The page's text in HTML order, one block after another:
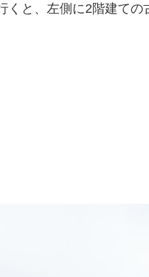
と、左側に2階建ての